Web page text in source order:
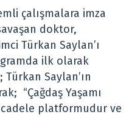
çalışmalara imza
doktor,
Türkan Saylan’ı
ilk olarak
Saylan’ın
“Çağdaş Yaşamı
platformudur ve